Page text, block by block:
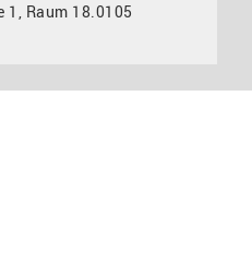
1, Raum 18.0105